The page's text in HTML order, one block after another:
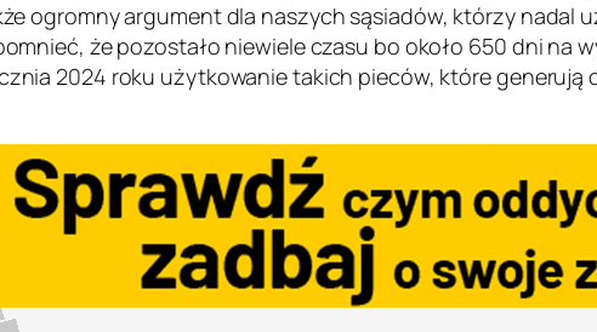
ogromny argument dla naszych sąsiadów, którzy nadal
że pozostało niewiele czasu bo około 650 dni na
2024 roku użytkowanie takich pieców, które generują